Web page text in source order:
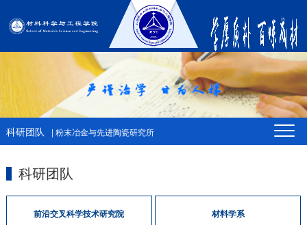
科研团队 | 粉末冶金与先进陶瓷研究所
科研团队
前沿交叉科学技术研究院 材料学系